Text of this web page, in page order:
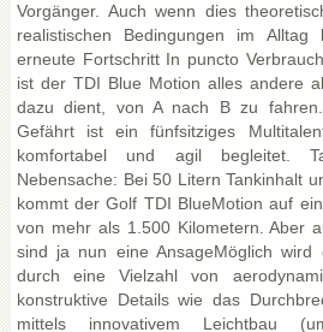
Vorgänger. Auch wenn dies
realistischen Bedingungen im
erneute Fortschritt In puncto
ist der TDI Blue Motion alles andere
dazu dient, von A nach B zu
Gefährt ist ein fünfsitziges
komfortabel und agil begleitet.
Nebensache: Bei 50 Litern Tankinhalt
kommt der Golf TDI BlueMotion auf
von mehr als 1.500 Kilometern. Aber
sind ja nun eine AnsageMöglich wird
durch eine Vielzahl von
konstruktive Details wie das
mittels innovativem Leichtbau